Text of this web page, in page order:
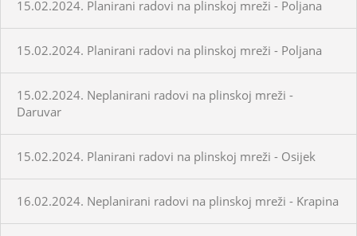
15.02.2024. Planirani radovi na plinskoj mreži - Poljana
15.02.2024. Planirani radovi na plinskoj mreži - Poljana
15.02.2024. Neplanirani radovi na plinskoj mreži -
Daruvar
15.02.2024. Planirani radovi na plinskoj mreži - Osijek
16.02.2024. Neplanirani radovi na plinskoj mreži - Krapina